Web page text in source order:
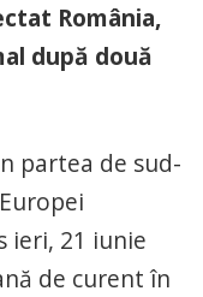
România,
după două
partea de sud-
ieri, 21 iunie
de curent în